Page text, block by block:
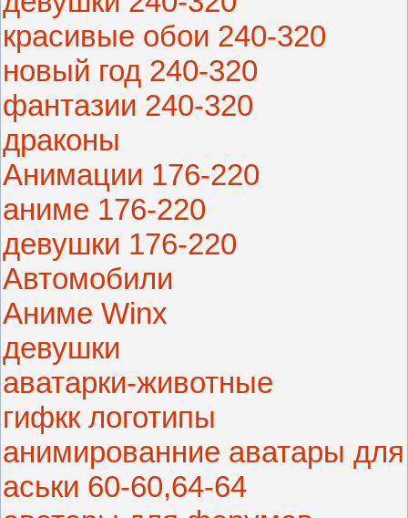
красивые обои 240-320
новый год 240-320
фантазии 240-320
драконы
Анимации 176-220
аниме 176-220
девушки 176-220
Автомобили
Аниме Winx
девушки
аватарки-животные
гифкк логотипы
анимированние аватары для
аськи 60-60,64-64